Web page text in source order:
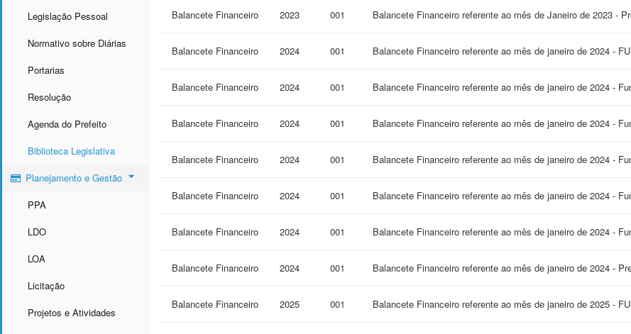
Legislação Pessoal
Normativo sobre Diárias
Portarias
Resolução
Agenda do Prefeito
Biblioteca Legislativa
Planejamento e Gestão
PPA
LDO
LOA
Licitação
Projetos e Atividades
Balancete Financeiro 2023 001 Balancete Financeiro referente ao mês de Janeiro de 2023 -
Balancete Financeiro 2024 001 Balancete Financeiro referente ao mês de janeiro de 2024 -
Balancete Financeiro 2024 001 Balancete Financeiro referente ao mês de janeiro de 2024 -
Balancete Financeiro 2024 001 Balancete Financeiro referente ao mês de janeiro de 2024 -
Balancete Financeiro 2024 001 Balancete Financeiro referente ao mês de janeiro de 2024 -
Balancete Financeiro 2024 001 Balancete Financeiro referente ao mês de janeiro de 2024 -
Balancete Financeiro 2024 001 Balancete Financeiro referente ao mês de janeiro de 2024 -
Balancete Financeiro 2024 001 Balancete Financeiro referente ao mês de janeiro de 2024 -
Balancete Financeiro 2025 001 Balancete Financeiro referente ao mês de janeiro de 2025 -